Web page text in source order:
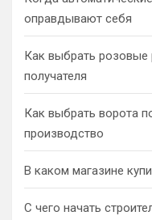
оправдывают себя
Как выбрать розовые
получателя
Как выбрать ворота
производство
В каком магазине
С чего начать